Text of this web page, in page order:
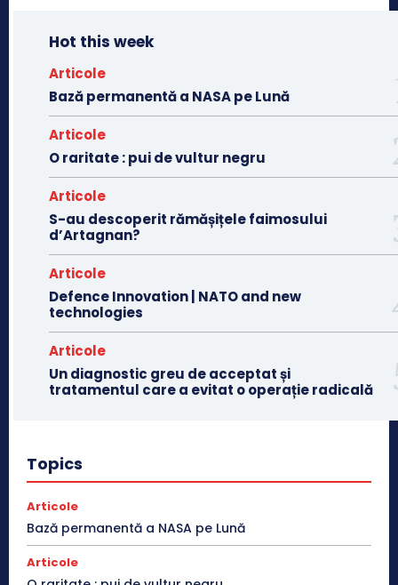
Hot this week
Articole
Bază permanentă a NASA pe Lună
Articole
O raritate : pui de vultur negru
Articole
S-au descoperit rămășițele faimosului
d’Artagnan?
Articole
Defence Innovation | NATO and new
technologies
Articole
Un diagnostic greu de acceptat și
tratamentul care a evitat o operație radicală
Topics
Articole
Bază permanentă a NASA pe Lună
Articole